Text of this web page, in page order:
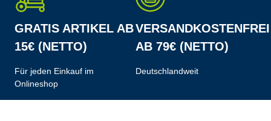
GRATIS ARTIKEL AB
15€ (NETTO)
Für jeden Einkauf im
Onlineshop
VERSANDKOSTENFREI
AB 79€ (NETTO)
Deutschlandweit